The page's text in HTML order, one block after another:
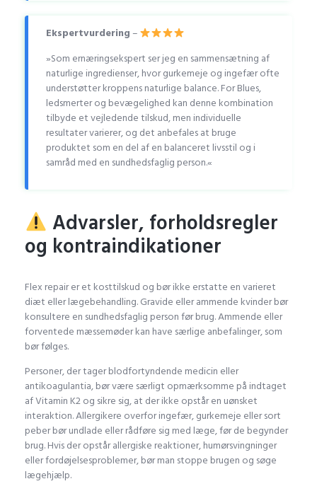
Ekspertvurdering–
»Som ernæringsekspert ser jeg en sammensætning af
naturlige ingredienser, hvor gurkemeje og ingefær ofte
understøtter kroppens naturlige balance. For Blues,
ledsmerter og bevægelighed kan denne kombination
tilbyde et vejledende tilskud, men individuelle
resultater varierer, og det anbefales at bruge
produktet som en del af en balanceret livsstil og i
samråd med en sundhedsfaglig person.«
Advarsler, forholdsregler
og kontraindikationer
Flex repair er et kosttilskud og bør ikke erstatte en varieret
diæt eller lægebehandling. Gravide eller ammende kvinder bør
konsultere en sundhedsfaglig person før brug. Ammende eller
forventede mæssemøder kan have særlige anbefalinger, som
bør følges.
Personer, der tager blodfortyndende medicin eller
antikoagulantia, bør være særligt opmærksomme på indtaget
af Vitamin K2 og sikre sig, at der ikke opstår en uønsket
interaktion. Allergikere overfor ingefær, gurkemeje eller sort
peber bør undlade eller rådføre sig med læge, før de begynder
brug. Hvis der opstår allergiske reaktioner, humørsvingninger
eller fordøjelsesproblemer, bør man stoppe brugen og søge
lægehjælp.